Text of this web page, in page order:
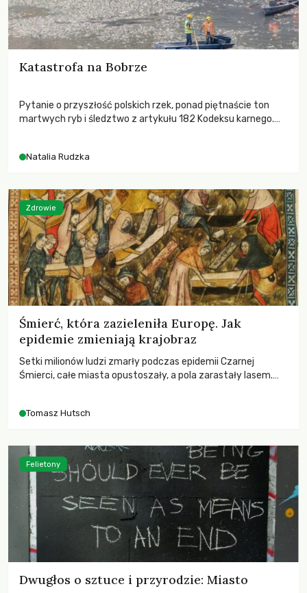
Katastrofa na Bobrze
Pytanie o przyszłość polskich rzek, ponad piętnaście ton
martwych ryb i śledztwo z artykułu 182 Kodeksu karnego.
zdarzeń prowadzących do biologicznej śmierci rzeki.
Natalia Rudzka
Śmierć, która zazieleniła Europę. Jak
epidemie zmieniają krajobraz
Setki milionów ludzi zmarły podczas epidemii Czarnej
Śmierci, całe miasta opustoszały, a pola zarastały lasem.
największych katastrof w swoich dziejach.
Tomasz Hutsch
Zdrowie
Dwugłos o sztuce i przyrodzie: Miasto
Felietony